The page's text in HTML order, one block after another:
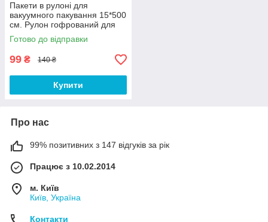
Пакети в рулоні для
вакуумного пакування 15*500
см. Рулон гофрований для
вакууматора
Готово до відправки
99 ₴ 140 ₴
Купити
Про нас
99% позитивних з 147 відгуків за рік
Працює з 10.02.2014
м. Київ
Київ, Україна
Контакти